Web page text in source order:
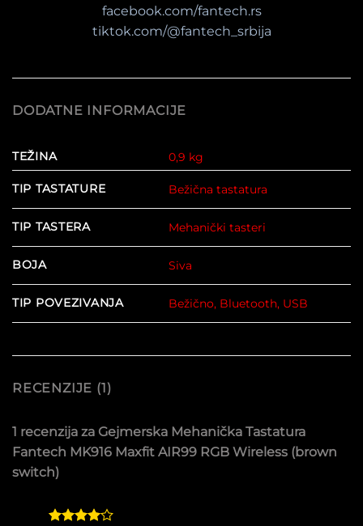
facebook.com/fantech.rs
tiktok.com/@fantech_srbija
DODATNE INFORMACIJE
TEŽINA 0,9 kg
TIP TASTATURE Bežična tastatura
TIP TASTERA Mehanički tasteri
BOJA Siva
TIP POVEZIVANJA Bežično, Bluetooth, USB
RECENZIJE (1)
1 recenzija za Gejmerska Mehanička Tastatura
Fantech MK916 Maxfit AIR99 RGB Wireless (brown
switch)